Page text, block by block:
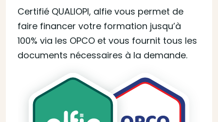
Certifié QUALIOPI, alfie vous permet de
faire financer votre formation jusqu’à
100% via les OPCO et vous fournit tous les
documents nécessaires à la demande.